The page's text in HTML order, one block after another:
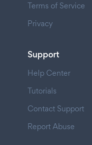
Terms of Service
Privacy
Support
Help Center
Tutorials
Contact Support
Report Abuse